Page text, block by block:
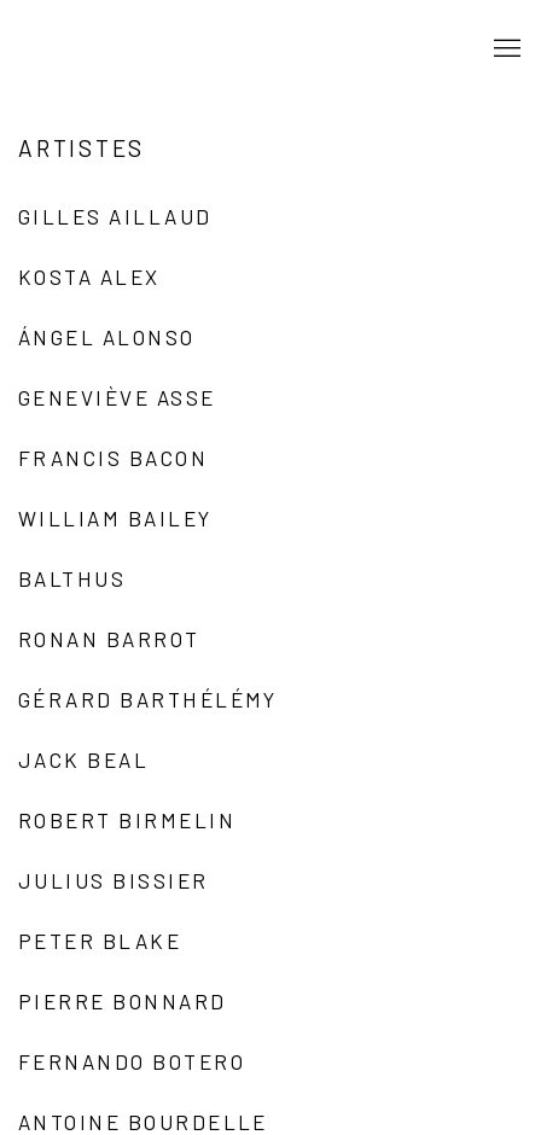
ARTISTES
GILLES AILLAUD
KOSTA ALEX
ÁNGEL ALONSO
GENEVIÈVE ASSE
FRANCIS BACON
WILLIAM BAILEY
BALTHUS
RONAN BARROT
GÉRARD BARTHÉLÉMY
JACK BEAL
ROBERT BIRMELIN
JULIUS BISSIER
PETER BLAKE
PIERRE BONNARD
FERNANDO BOTERO
ANTOINE BOURDELLE